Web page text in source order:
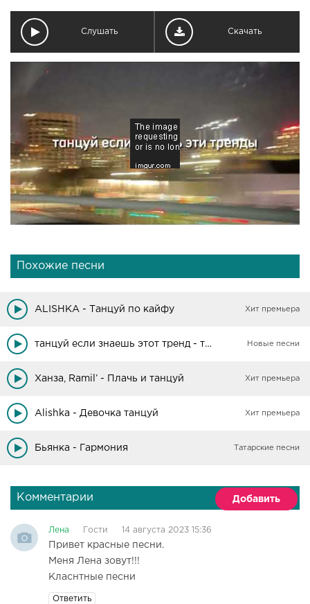
Слушать Скачать
Похожие песни
ALISHKA - Танцуй по кайфу Хит премьера
танцуй если знаешь этот тренд - тренды тик ток Новые песни
Ханза, Ramil’ - Плачь и танцуй Хит премьера
Alishka - Девочка танцуй Хит премьера
Бьянка - Гармония Татарские песни
Комментарии Добавить
Лена Гости 14 августа 2023 15:36
Привет красные песни.
Меня Лена зовут!!!
Класнтные песни
Ответить